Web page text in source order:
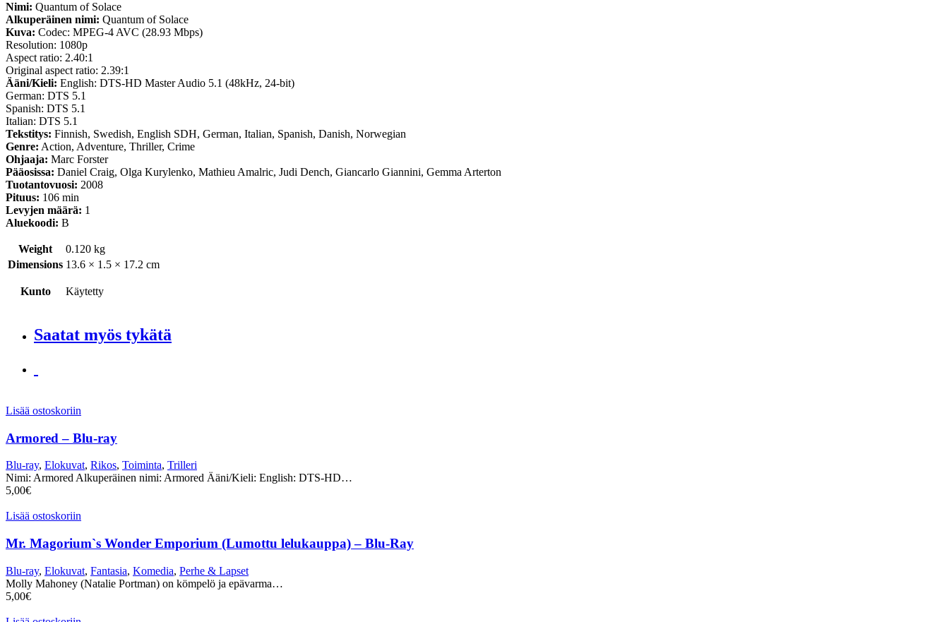
Nimi: Quantum of Solace
Alkuperäinen nimi: Quantum of Solace
Kuva: Codec: MPEG-4 AVC (28.93 Mbps)
Resolution: 1080p
Aspect ratio: 2.40:1
Original aspect ratio: 2.39:1
Ääni/Kieli: English: DTS-HD Master Audio 5.1 (48kHz, 24-bit)
German: DTS 5.1
Spanish: DTS 5.1
Italian: DTS 5.1
Tekstitys: Finnish, Swedish, English SDH, German, Italian, Spanish, Danish, Norwegian
Genre: Action, Adventure, Thriller, Crime
Ohjaaja: Marc Forster
Pääosissa: Daniel Craig, Olga Kurylenko, Mathieu Amalric, Judi Dench, Giancarlo Giannini, Gemma Arterton
Tuotantovuosi: 2008
Pituus: 106 min
Levyjen määrä: 1
Aluekoodi: B
Weight
0.120 kg
Dimensions 13.6 × 1.5 × 17.2 cm
Kunto Käytetty
Saatat myös tykätä
Lisää ostoskoriin
Armored – Blu-ray
Blu-ray, Elokuvat, Rikos, Toiminta, Trilleri
Nimi: Armored Alkuperäinen nimi: Armored Ääni/Kieli: English: DTS-HD…
5,00€
Lisää ostoskoriin
Mr. Magorium`s Wonder Emporium (Lumottu lelukauppa) – Blu-Ray
Blu-ray, Elokuvat, Fantasia, Komedia, Perhe & Lapset
Molly Mahoney (Natalie Portman) on kömpelö ja epävarma…
5,00€